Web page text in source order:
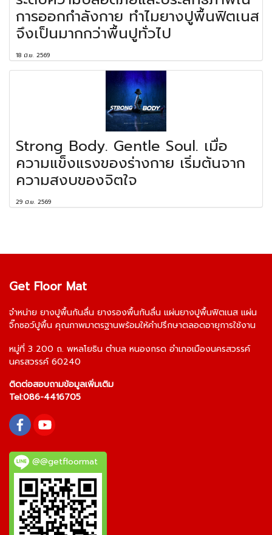
การออกกำลังกาย ทำไมยางปูพื้นฟิตเนส
จึงเป็นมากกว่าพื้นปูทั่วไป
18 มิ.ย. 2569
Strong Body. Gentle Soul. เมื่อ
ความแข็งแรงของร่างกาย เริ่มต้นจาก
ความสงบของจิตใจ
29 มิ.ย. 2569
Get Floor Mat
จำหน่าย ยางปูพื้นกันลื่น ยางรองพื้นกันลื่น แผ่นยางปูพื้นฟิตเนส แผ่น
จิ๊กซอว์ปูพื้น คุณภาพมาตรฐานพร้อมให้คำปรึกษาตลอดอายุการใช้งาน
หมู่ที่ 3 200 ถ. พหลโยธิน ตำบล หนองกรด อำเภอเมืองนครสวรรค์
นครสวรรค์ 60240
ติดต่อสอบถามข้อมูลเพิ่มเติม
Tel:086-4416705
@@getfloormat